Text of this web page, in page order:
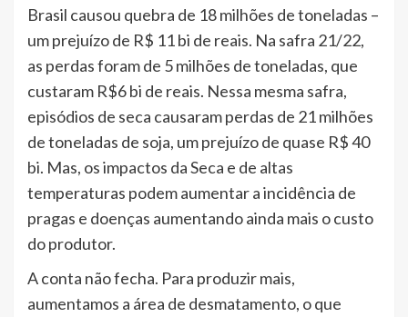
Brasil causou quebra de 18 milhões de toneladas –
um prejuízo de R$ 11 bi de reais. Na safra 21/22,
as perdas foram de 5 milhões de toneladas, que
custaram R$6 bi de reais. Nessa mesma safra,
episódios de seca causaram perdas de 21 milhões
de toneladas de soja, um prejuízo de quase R$ 40
bi. Mas, os impactos da Seca e de altas
temperaturas podem aumentar a incidência de
pragas e doenças aumentando ainda mais o custo
do produtor.
A conta não fecha. Para produzir mais,
aumentamos a área de desmatamento, o que